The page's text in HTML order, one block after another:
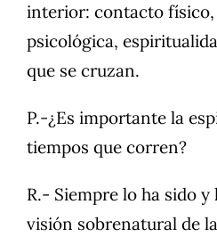
interior: contacto
psicológica,
que se cruzan.
P.-¿Es importante la
tiempos que corren?
R.- Siempre lo ha sido
visión sobrenatural de